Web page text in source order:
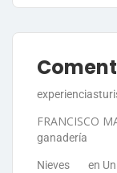
FRANCISCO
ganadería
Nieves en